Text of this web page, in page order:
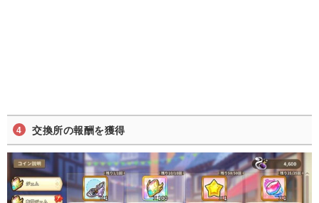
交換所の報酬を獲得